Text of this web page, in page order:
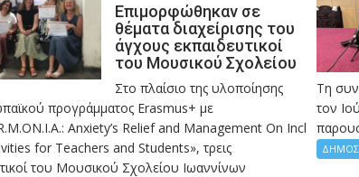
Eπιμορφώθηκαν σε
θέματα διαχείρισης του
άγχους εκπαιδευτικοί
του Μουσικού Σχολείου
Στο πλαίσιο της υλοποίησης
προγράμματος Erasmus+ με
Anxiety’s Relief and Management On Incl
for Teachers and Students», τρεις
του Μουσικού Σχολείου Ιωαννίνων
Τη
τον
ΔΗΜΟΣ